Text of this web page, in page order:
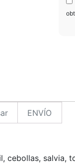
ENVÍO
cebollas, salvia,